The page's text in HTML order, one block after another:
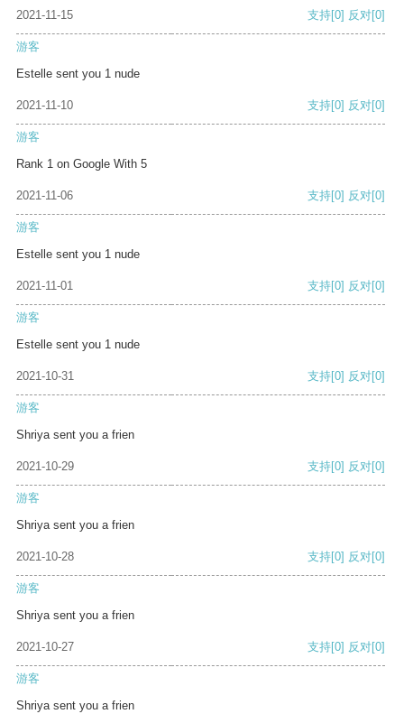
2021-11-15 支持[0] 反对[0]
游客
Estelle sent you 1 nude
2021-11-10 支持[0] 反对[0]
游客
Rank 1 on Google With 5
2021-11-06 支持[0] 反对[0]
游客
Estelle sent you 1 nude
2021-11-01 支持[0] 反对[0]
游客
Estelle sent you 1 nude
2021-10-31 支持[0] 反对[0]
游客
Shriya sent you a frien
2021-10-29 支持[0] 反对[0]
游客
Shriya sent you a frien
2021-10-28 支持[0] 反对[0]
游客
Shriya sent you a frien
2021-10-27 支持[0] 反对[0]
游客
Shriya sent you a frien